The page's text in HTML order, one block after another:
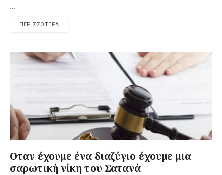
ΠΕΡΙΣΣΟΤΕΡΑ
Όταν έχουμε ένα διαζύγιο έχουμε μια
σαρωτική νίκη του Σατανά